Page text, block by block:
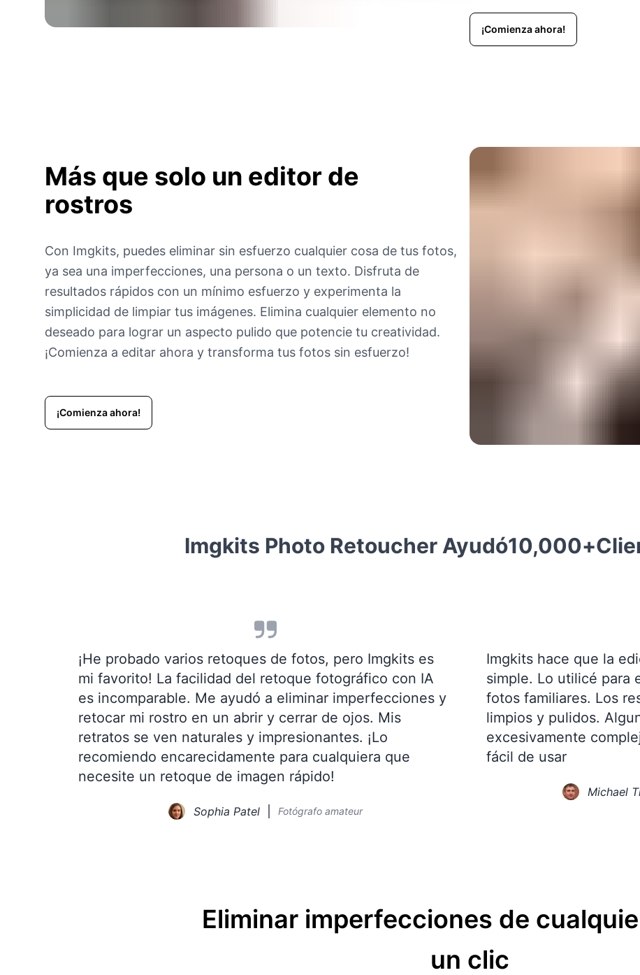
¡Comienza ahora!
Más que solo un editor de
rostros
Con Imgkits, puedes eliminar sin esfuerzo cualquier cosa de tus fotos,
ya sea una imperfecciones, una persona o un texto. Disfruta de
resultados rápidos con un mínimo esfuerzo y experimenta la
simplicidad de limpiar tus imágenes. Elimina cualquier elemento no
deseado para lograr un aspecto pulido que potencie tu creatividad.
¡Comienza a editar ahora y transforma tus fotos sin esfuerzo!
¡Comienza ahora!
Imgkits Photo Retoucher Ayudó10,000+
¡He probado varios retoques de fotos, pero Imgkits es
mi favorito! La facilidad del retoque fotográfico con IA
es incomparable. Me ayudó a eliminar imperfecciones y
retocar mi rostro en un abrir y cerrar de ojos. Mis
retratos se ven naturales y impresionantes. ¡Lo
recomiendo encarecidamente para cualquiera que
necesite un retoque de imagen rápido!
Sophia Patel Fotógrafo amateur
Imgkits hace que la
simple. Lo utilicé para
fotos familiares. Los
limpios y pulidos.
excesivamente
fácil de usar
Michael
Eliminar imperfecciones de
un clic